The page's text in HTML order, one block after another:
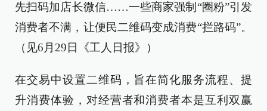
先扫码加店长微信……一些商家强制“圈粉”引发
消费者不满，让便民二维码变成消费“拦路码”。
（见6月29日《工人日报》）
在交易中设置二维码，旨在简化服务流程、提
升消费体验，对经营者和消费者本是互利双赢